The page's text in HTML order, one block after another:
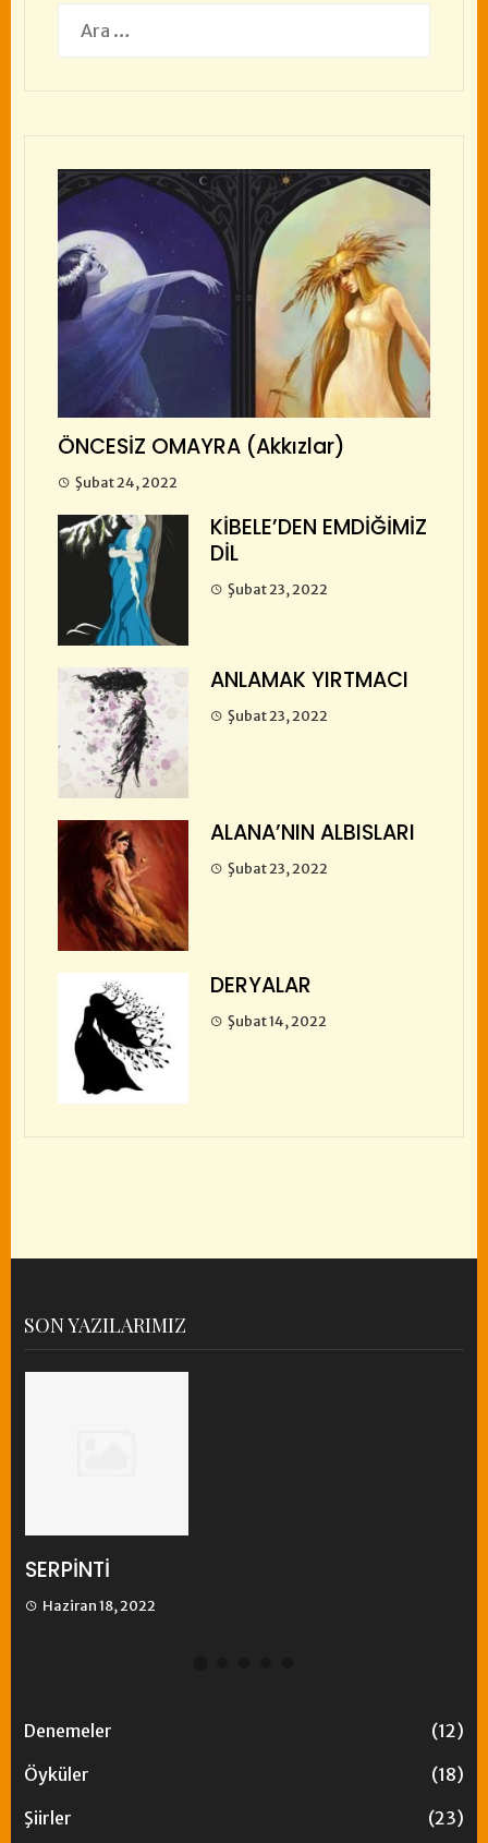
ÖNCESİZ OMAYRA (Akkızlar)
Şubat 24, 2022
KİBELE’DEN EMDİĞİMİZ
DİL
Şubat 23, 2022
ANLAMAK YIRTMACI
Şubat 23, 2022
ALANA’NIN ALBISLARI
Şubat 23, 2022
DERYALAR
Şubat 14, 2022
SON YAZILARIMIZ
YİTİK YAZ
Haziran 17, 2022
Denemeler
(12)
Öyküler
(18)
Şiirler
(23)